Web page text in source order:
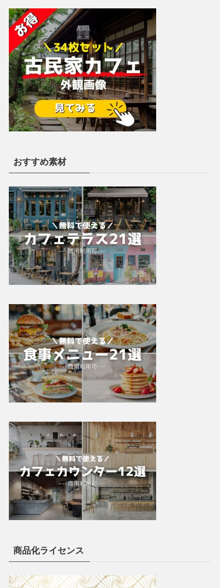
おすすめ素材
商品化ライセンス